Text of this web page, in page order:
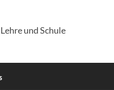
und Schule